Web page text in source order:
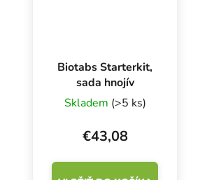
Biotabs Starterkit,
sada hnojív
Skladem (>5 ks)
€43,08